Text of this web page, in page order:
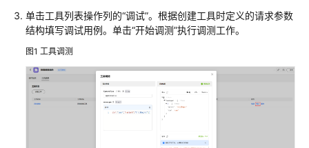
用
户
指
南
AgentArts
选
单击工具列表操作列的“调试”。根据创建工具时定义的请求参数
结构填写调试用例。单击“开始调测”执行调测工作。
图1 工具调测